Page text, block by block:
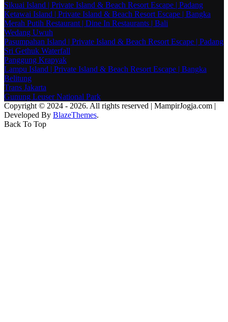
Sikuai Island | Private Island & Beach Resort Escape | Padang
Ketawai Island | Private Island & Beach Resort Escape | Bangka
Merah Putih Restaurant | Dine In Restaurants | Bali
Wedang Uwuh
Pasumpahan Island | Private Island & Beach Resort Escape | Padang
Sri Gethuk Waterfall
Panggung Krapyak
Lampu Island | Private Island & Beach Resort Escape | Bangka
Belitung
Trans Jakarta
Gunung Leuser National Park
Copyright © 2024 - 2026. All rights reserved | MampirJogja.com |
Developed By BlazeThemes.
Back To Top